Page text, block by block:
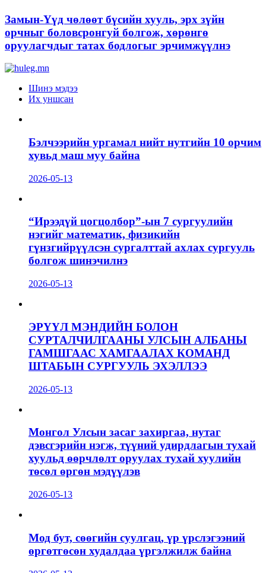
Замын-Үүд чөлөөт бүсийн хууль, эрх зүйн
орчныг боловсронгуй болгож, хөрөнгө
оруулагчдыг татах бодлогыг эрчимжүүлнэ
Шинэ мэдээ
Их уншсан
Бэлчээрийн ургамал нийт нутгийн 10 орчим
хувьд маш муу байна
2026-05-13
“Ирээдүй цогцолбор”-ын 7 сургуулийн
нэгийг математик, физикийн
гүнзгийрүүлсэн сургалттай ахлах сургууль
болгож шинэчилнэ
2026-05-13
ЭРҮҮЛ МЭНДИЙН БОЛОН
СУРТАЛЧИЛГААНЫ УЛСЫН АЛБАНЫ
ГАМШГААС ХАМГААЛАХ КОМАНД
ШТАБЫН СУРГУУЛЬ ЭХЭЛЛЭЭ
2026-05-13
Монгол Улсын засаг захиргаа, нутаг
дэвсгэрийн нэгж, түүний удирдлагын тухай
хуульд өөрчлөлт оруулах тухай хуулийн
төсөл өргөн мэдүүлэв
2026-05-13
Мод бут, сөөгийн суулгац, үр үрслэгээний
өргөтгөсөн худалдаа үргэлжилж байна